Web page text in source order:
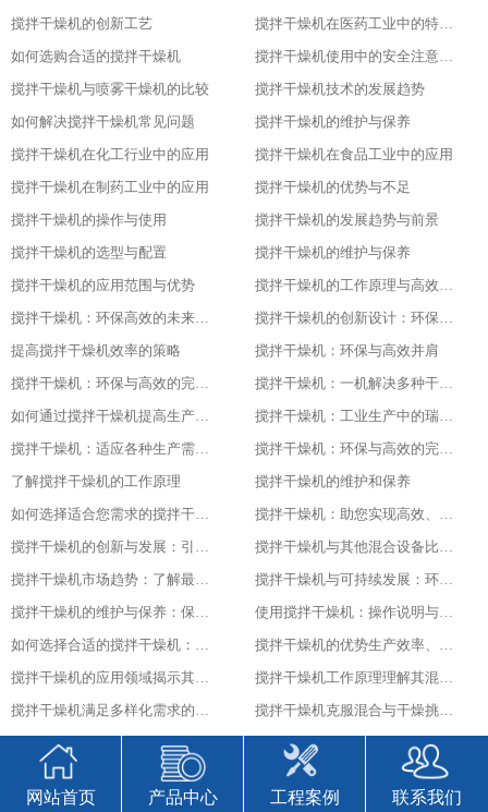
搅拌干燥机的创新工艺
搅拌干燥机在医药工业中的特殊应用
如何选购合适的搅拌干燥机
搅拌干燥机使用中的安全注意事项
搅拌干燥机与喷雾干燥机的比较
搅拌干燥机技术的发展趋势
如何解决搅拌干燥机常见问题
搅拌干燥机的维护与保养
搅拌干燥机在化工行业中的应用
搅拌干燥机在食品工业中的应用
搅拌干燥机在制药工业中的应用
搅拌干燥机的优势与不足
搅拌干燥机的操作与使用
搅拌干燥机的发展趋势与前景
搅拌干燥机的选型与配置
搅拌干燥机的维护与保养
搅拌干燥机的应用范围与优势
搅拌干燥机的工作原理与高效节能的证明
搅拌干燥机：环保高效的未来工业之星
搅拌干燥机的创新设计：环保与高效的基石
提高搅拌干燥机效率的策略
搅拌干燥机：环保与高效并肩
搅拌干燥机：环保与高效的完美结合
搅拌干燥机：一机解决多种干燥问题
如何通过搅拌干燥机提高生产效率
搅拌干燥机：工业生产中的瑞士军刀
搅拌干燥机：适应各种生产需求的利器
搅拌干燥机：环保与高效的完美结合
了解搅拌干燥机的工作原理
搅拌干燥机的维护和保养
如何选择适合您需求的搅拌干燥机
搅拌干燥机：助您实现高效、低成本的干燥体验
搅拌干燥机的创新与发展：引领未来的技术进步随着科技的不断发展和进步
搅拌干燥机与其他混合设备比较：找出最适合您需求的设备
搅拌干燥机市场趋势：了解最新的技术与产品发展
搅拌干燥机与可持续发展：环保与节能的最佳实践
搅拌干燥机的维护与保养：保持设备长期稳定运行的关键
使用搅拌干燥机：操作说明与安全注意事项
如何选择合适的搅拌干燥机：指南与建议
搅拌干燥机的优势生产效率、产品质量与经济效益的结合
搅拌干燥机的应用领域揭示其广泛的使用范围
搅拌干燥机工作原理理解其混合与干燥过程的细节
搅拌干燥机满足多样化需求的强大工具
搅拌干燥机克服混合与干燥挑战的关键
搅拌干燥机：高效混合与干燥的理想选择
搅拌干燥机的选型与购买
搅拌干燥机在制药行业的应用
搅拌干燥机在化工行业的应用
网站首页 产品中心 工程案例 联系我们